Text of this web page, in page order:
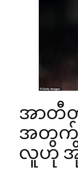
အာတီ
အတွက်
လူဟု အို